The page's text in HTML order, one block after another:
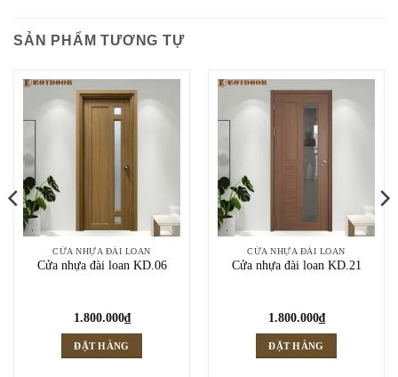
SẢN PHẨM TƯƠNG TỰ
CỬA NHỰA ĐÀI LOAN
Cửa nhựa đài loan KD.06
1.800.000₫
ĐẶT HÀNG
CỬA NHỰA ĐÀI LOAN
Cửa nhựa đài loan KD.21
1.800.000₫
ĐẶT HÀNG